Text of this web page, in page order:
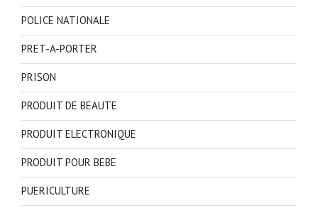
POLICE NATIONALE
PRET-A-PORTER
PRISON
PRODUIT DE BEAUTE
PRODUIT ELECTRONIQUE
PRODUIT POUR BEBE
PUERICULTURE